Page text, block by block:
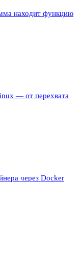
находит функцию
— от перехвата
через Docker